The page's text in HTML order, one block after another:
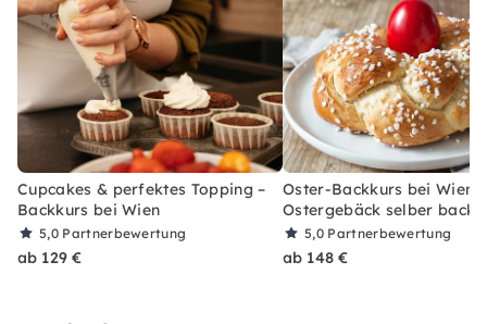
Cupcakes & perfektes Topping –
Backkurs bei Wien
5,0 Partnerbewertung
ab 129 €
Oster-Backkurs bei Wien:
Ostergebäck selber
5,0 Partnerbewertung
ab 148 €